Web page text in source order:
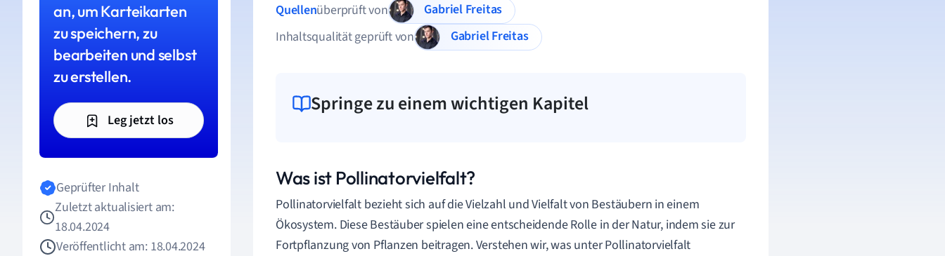
an, um Karteikarten
zu speichern, zu
bearbeiten und selbst
zu erstellen.
Leg jetzt los
Geprüfter Inhalt
Zuletzt aktualisiert am:
18.04.2024
Veröffentlicht am: 18.04.2024
Quellenüberprüft von
Gabriel Freitas
Inhaltsqualität geprüft von
Gabriel Freitas
Springe zu einem wichtigen Kapitel
Was ist Pollinatorvielfalt?
Pollinatorvielfalt bezieht sich auf die Vielzahl und Vielfalt von Bestäubern in einem
Ökosystem. Diese Bestäuber spielen eine entscheidende Rolle in der Natur, indem sie zur
Fortpflanzung von Pflanzen beitragen. Verstehen wir, was unter Pollinatorvielfalt